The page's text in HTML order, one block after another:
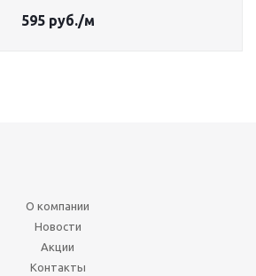
595руб./м
О компании
Новости
Акции
Контакты